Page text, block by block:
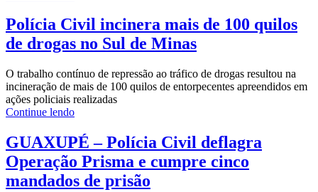
Polícia Civil incinera mais de 100 quilos
de drogas no Sul de Minas
O trabalho contínuo de repressão ao tráfico de drogas resultou na
incineração de mais de 100 quilos de entorpecentes apreendidos em
ações policiais realizadas
Continue lendo
GUAXUPÉ – Polícia Civil deflagra
Operação Prisma e cumpre cinco
mandados de prisão